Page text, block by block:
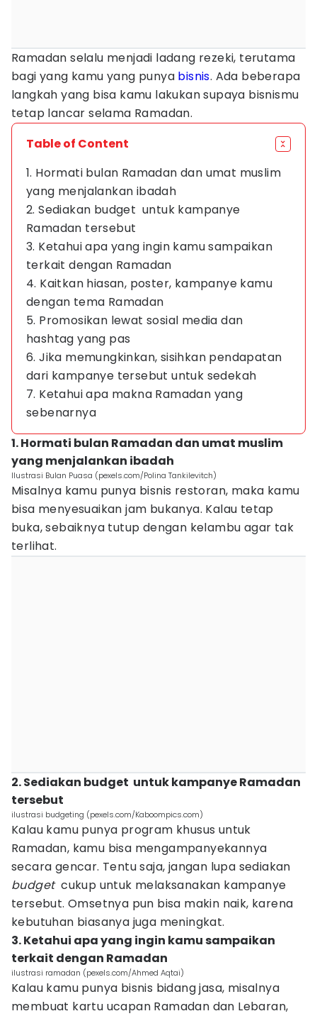
Ramadan selalu menjadi ladang rezeki, terutama
bagi yang kamu yang punya bisnis. Ada beberapa
langkah yang bisa kamu lakukan supaya bisnismu
tetap lancar selama Ramadan.
Table of Content
1. Hormati bulan Ramadan dan umat muslim
yang menjalankan ibadah
2. Sediakan budget untuk kampanye
Ramadan tersebut
3. Ketahui apa yang ingin kamu sampaikan
terkait dengan Ramadan
4. Kaitkan hiasan, poster, kampanye kamu
dengan tema Ramadan
5. Promosikan lewat sosial media dan
hashtag yang pas
6. Jika memungkinkan, sisihkan pendapatan
dari kampanye tersebut untuk sedekah
7. Ketahui apa makna Ramadan yang
sebenarnya
1. Hormati bulan Ramadan dan umat muslim
yang menjalankan ibadah
Ilustrasi Bulan Puasa (pexels.com/Polina Tankilevitch)
Misalnya kamu punya bisnis restoran, maka kamu
bisa menyesuaikan jam bukanya. Kalau tetap
buka, sebaiknya tutup dengan kelambu agar tak
terlihat.
2. Sediakan budget untuk kampanye Ramadan
tersebut
ilustrasi budgeting (pexels.com/Kaboompics.com)
Kalau kamu punya program khusus untuk
Ramadan, kamu bisa mengampanyekannya
secara gencar. Tentu saja, jangan lupa sediakan
budgetcukup untuk melaksanakan kampanye
tersebut. Omsetnya pun bisa makin naik, karena
kebutuhan biasanya juga meningkat.
3. Ketahui apa yang ingin kamu sampaikan
terkait dengan Ramadan
ilustrasi ramadan (pexels.com/Ahmed Aqtai)
Kalau kamu punya bisnis bidang jasa, misalnya
membuat kartu ucapan Ramadan dan Lebaran,